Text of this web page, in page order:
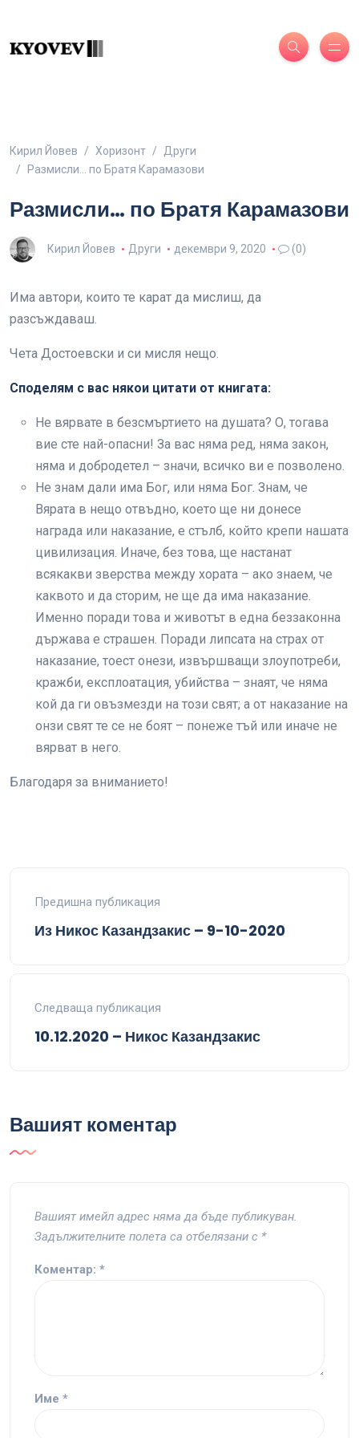
Кирил Йовев Хоризонт
Други
Размисли… по Братя Карамазови
Размисли… по Братя Карамазови
Кирил Йовев Други декември 9, 2020 (0)
Има автори, които те карат да мислиш, да
разсъждаваш.
Чета Достоевски и си мисля нещо.
Споделям с вас някои цитати от книгата:
Не вярвате в безсмъртието на душата? О, тогава
вие сте най-опасни! За вас няма ред, няма закон,
няма и добродетел – значи, всичко ви е позволено.
Не знам дали има Бог, или няма Бог. Знам, че
Вярата в нещо отвъдно, което ще ни донесе
награда или наказание, е стълб, който крепи нашата
цивилизация. Иначе, без това, ще настанат
всякакви зверства между хората – ако знаем, че
каквото и да сторим, не ще да има наказание.
Именно поради това и животът в една беззаконна
държава е страшен. Поради липсата на страх от
наказание, тоест онези, извършващи злоупотреби,
кражби, експлоатация, убийства – знаят, че няма
кой да ги овъзмезди на този свят; а от наказание на
онзи свят те се не боят – понеже тъй или иначе не
вярват в него.
Благодаря за вниманието!
Предишна публикация
Из Никос Казандзакис – 9-10-2020
Следваща публикация
10.12.2020 – Никос Казандзакис
Вашият коментар
Вашият имейл адрес няма да бъде публикуван.
Задължителните полета са отбелязани с *
Коментар: *
Име *